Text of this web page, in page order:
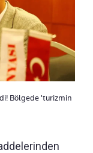
Bölgede 'turizmin